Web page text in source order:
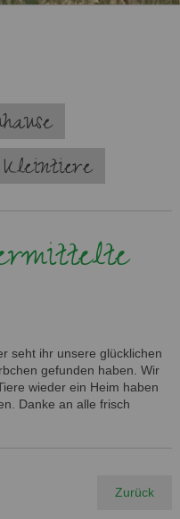
Kleintiere
seht ihr unsere glücklichen
gefunden haben. Wir
wieder ein Heim haben
Danke an alle frisch
Zurück